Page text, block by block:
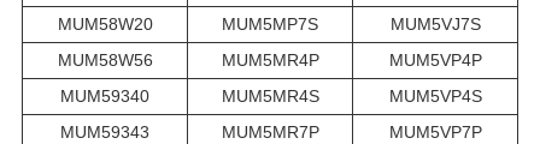
MUM58W20
MUM5MP7S
MUM5VJ7S
MUM58W56
MUM5MR4P
MUM5VP4P
MUM59340
MUM5MR4S
MUM5VP4S
MUM59343
MUM5MR7P
MUM5VP7P